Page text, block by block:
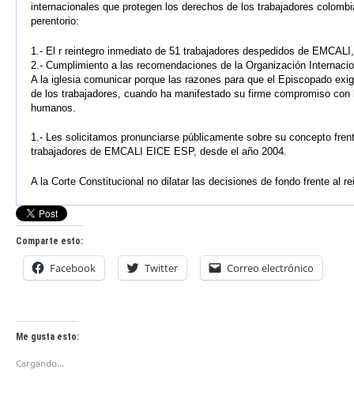
internacionales que protegen los derechos de los trabajadores
perentorio:
1.- El r reintegro inmediato de 51 trabajadores despedidos de
2.- Cumplimiento a las recomendaciones de la Organización
A la iglesia comunicar porque las razones para que el Episcopado
de los trabajadores, cuando ha manifestado su firme compromiso
humanos.
1.- Les solicitamos pronunciarse públicamente sobre su concepto
trabajadores de EMCALI EICE ESP, desde el año 2004.
A la Corte Constitucional no dilatar las decisiones de fondo frente al
Comparte esto:
Facebook Twitter Correo electrónico
Me gusta esto:
Cargando...